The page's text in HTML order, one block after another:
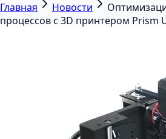
Главная Новости
процессов с 3D принтером Prism